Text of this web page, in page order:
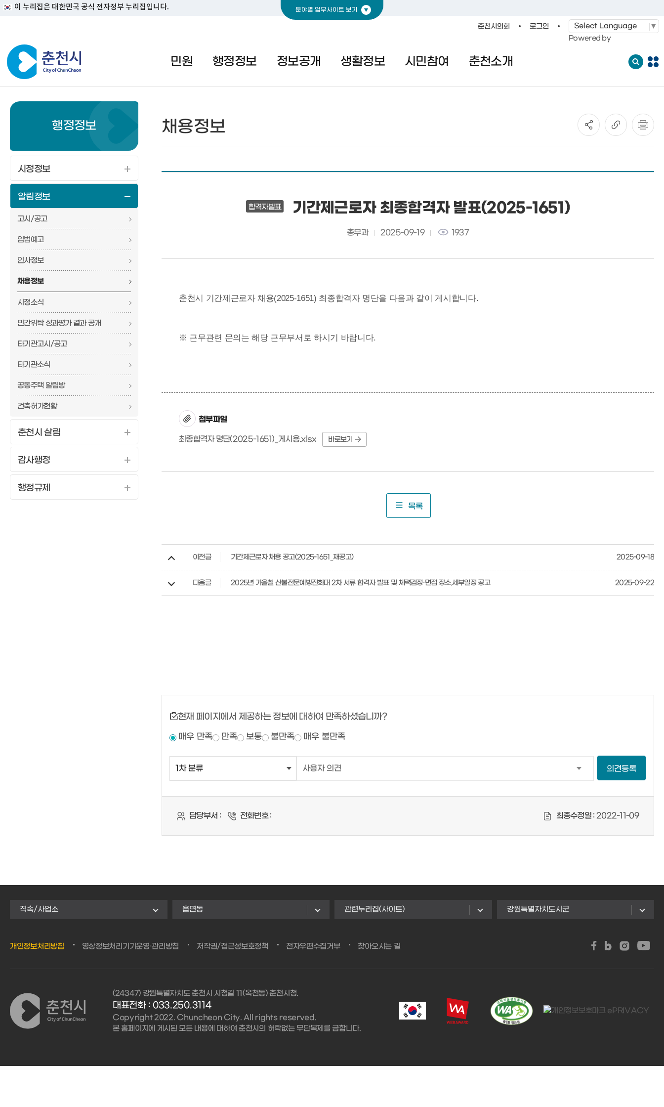
관광 춘천시청
분야별 업무사이트 보기
이 누리집은 대한민국 공식 전자정부 누리집입니다.
춘천시의회
로그인
Powered by
민원 행정정보 정보공개 생활정보 시민참여 춘천소개
전
행정정보
시정정보
알림정보
고시/공고
입법예고
인사정보
채용정보
시정소식
민간위탁 성과평가 결과 공개
타기관고시/공고
타기관소식
공동주택 알림방
건축허가현황
춘천시 살림
감사행정
행정규제
채용정보
합격자발표 기간제근로자 최종합격자 발표(2025-1651)
총무과 2025-09-19 1937
춘천시 기간제근로자 채용(2025-1651) 최종합격자 명단을 다음과 같이 게시합니다.
※ 근무관련 문의는 해당 근무부서로 하시기 바랍니다.
첨부파일
최종합격자 명단(2025-1651)_게시용.xlsx 바로보기
목록
이전글 기간제근로자 채용 공고(2025-1651_재공고) 2025-09-18
다음글 2025년 가을철 산불전문예방진화대 2차 서류 합격자 발표 및 체력검정·면접 장소,세부일정 공고 2025-09-22
현재 페이지에서 제공하는 정보에 대하여 만족하셨습니까?
매우 만족 만족 보통 불만족 매우 불만족
의견등록
담당부서 : 전화번호 : 최종수정일 : 2022-11-09
직속/사업소 읍면동 관련누리집(사이트) 강원특별자치도시군
개인정보처리방침 영상정보처리기기운영·관리방침 저작권/접근성보호정책 전자우편수집거부 찾아오시는 길
(24347) 강원특별자치도 춘천시 시청길 11(옥천동) 춘천시청.
대표전화 : 033.250.3114
Copyright 2022. Chuncheon City. All rights reserved.
본 홈페이지에 게시된 모든 내용에 대하여 춘천시의 허락없는 무단복제를 금합니다.